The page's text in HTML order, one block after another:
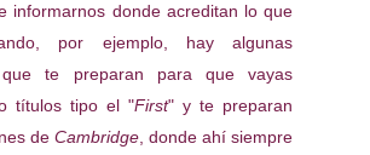
informarnos donde acreditan lo que
por ejemplo, hay algunas
que te preparan para que vayas
títulos tipo el "First" y te preparan
de Cambridge, donde ahí siempre